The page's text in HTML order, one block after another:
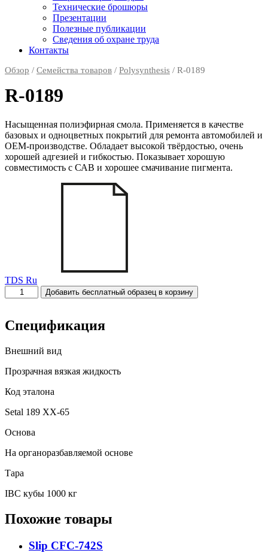
Технические брошюры
Презентации
Полезные публикации
Сведения об охране труда
Контакты
Обзор / Семейства товаров / Polysynthesis / R-0189
R-0189
Насыщенная полиэфирная смола. Применяется в качестве
базовых и одноцветных покрытий для ремонта автомобилей и
ОЕМ-производстве. Обладает высокой твёрдостью, очень
хорошей адгезией и гибкостью. Показывает хорошую
совместимость с САВ и хорошее смачивание пигмента.
TDS Ru
Количество
товара
0189
Добавить бесплатный образец в корзину
Спецификация
Внешний вид
Прозрачная вязкая жидкость
Код эталона
Setal 189 XX-65
Основа
На органоразбавляемой основе
Тара
IBC кубы 1000 кг
Похожие товары
Slip CFC-742S